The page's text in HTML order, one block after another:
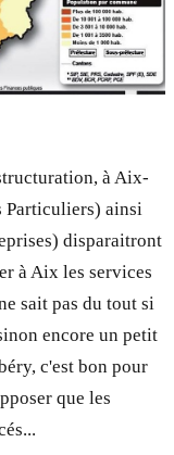
à Aix-
Particuliers) ainsi
disparaitront
à Aix les services
sait pas du tout si
encore un petit
c'est bon pour
que les